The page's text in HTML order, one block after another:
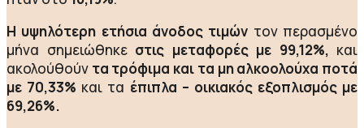
Η υψηλότερη ετήσια άνοδος τιμών τον περασμένο
μήνα σημειώθηκε στις μεταφορές με 99,12%, και
ακολούθούν τα τρόφιμα και τα μη αλκοολούχα ποτά
με 70,33% και τα έπιπλα – οικιακός εξοπλισμός με
69,26%.